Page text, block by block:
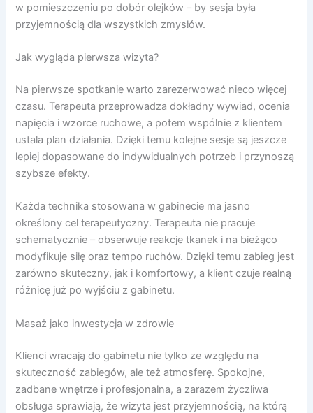
w pomieszczeniu po dobór olejków – by sesja była
przyjemnością dla wszystkich zmysłów.
Jak wygląda pierwsza wizyta?
Na pierwsze spotkanie warto zarezerwować nieco więcej
czasu. Terapeuta przeprowadza dokładny wywiad, ocenia
napięcia i wzorce ruchowe, a potem wspólnie z klientem
ustala plan działania. Dzięki temu kolejne sesje są jeszcze
lepiej dopasowane do indywidualnych potrzeb i przynoszą
szybsze efekty.
Każda technika stosowana w gabinecie ma jasno
określony cel terapeutyczny. Terapeuta nie pracuje
schematycznie – obserwuje reakcje tkanek i na bieżąco
modyfikuje siłę oraz tempo ruchów. Dzięki temu zabieg jest
zarówno skuteczny, jak i komfortowy, a klient czuje realną
różnicę już po wyjściu z gabinetu.
Masaż jako inwestycja w zdrowie
Klienci wracają do gabinetu nie tylko ze względu na
skuteczność zabiegów, ale też atmosferę. Spokojne,
zadbane wnętrze i profesjonalna, a zarazem życzliwa
obsługa sprawiają, że wizyta jest przyjemnością, na którą